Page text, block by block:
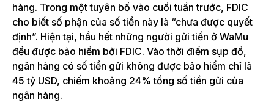
hàng. Trong một tuyên bố vào cuối tuần trước, FDIC
cho biết số phận của số tiền này là “chưa được quyết
định”. Hiện tại, hầu hết những người gửi tiền ở WaMu
đều được bảo hiểm bởi FDIC. Vào thời điểm sụp đổ,
ngân hàng có số tiền gửi không được bảo hiểm chỉ là
45 tỷ USD, chiếm khoảng 24% tổng số tiền gửi của
ngân hàng.